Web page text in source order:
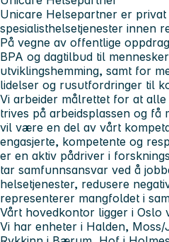
Unicare Helsepartner er
spesialisthelsetjenester innen
På vegne av offentlige
BPA og dagtilbud til
utviklingshemming, samt for
lidelser og rusutfordringer til
Vi arbeider målrettet for at
trives på arbeidsplassen og få
vil være en del av vårt
engasjerte, kompetente og
er en aktiv pådriver i
tar samfunnsansvar ved å
helsetjenester, redusere
representerer mangfoldet i
Vårt hovedkontor ligger i Oslo
Vi har enheter i Halden,